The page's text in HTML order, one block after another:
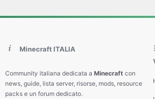
Minecraft ITALIA
Community italiana dedicata a Minecraft con
news, guide, lista server, risorse, mods, resource
packs e un forum dedicato.